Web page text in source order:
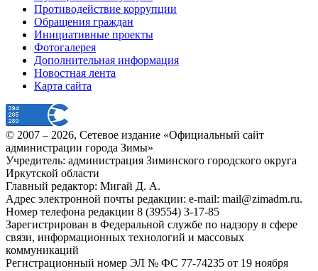
Противодействие коррупции
Обращения граждан
Инициативные проекты
Фотогалерея
Дополнительная информация
Новостная лента
Карта сайта
© 2007 – 2026, Сетевое издание «Официальный сайт
администрации города Зимы»
Учредитель: администрация Зиминского городского округа
Иркутской области
Главный редактор: Мигай Д. А.
Адрес электронной почты редакции: e-mail: mail@zimadm.ru.
Номер телефона редакции 8 (39554) 3-17-85
Зарегистрирован в Федеральной службе по надзору в сфере
связи, информационных технологий и массовых
коммуникаций
Регистрационный номер ЭЛ № ФС 77-74235 от 19 ноября